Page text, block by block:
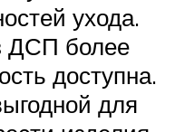
ухода.
ДСП более
доступна.
для